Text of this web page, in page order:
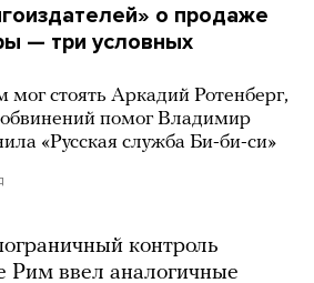
о продаже
— три условных
мог стоять Аркадий Ротенберг,
помог Владимир
«Русская служба Би-би-си»
контроль
Рим ввел аналогичные